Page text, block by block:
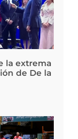
la extrema
de De la